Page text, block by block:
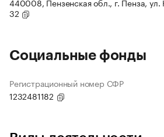
440008, Пензенская обл., г. Пенза, ул.
32
Социальные фонды
Регистрационный номер СФР
1232481182